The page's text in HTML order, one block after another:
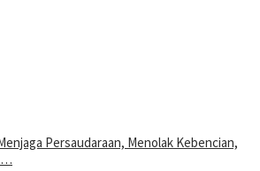
Persaudaraan, Menolak Kebencian,
…